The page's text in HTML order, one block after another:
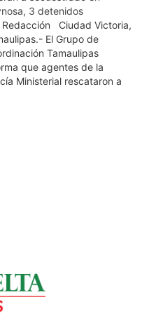
3 detenidos
Redacción Ciudad Victoria,
El Grupo de
Tamaulipas
que agentes de la
Ministerial rescataron a